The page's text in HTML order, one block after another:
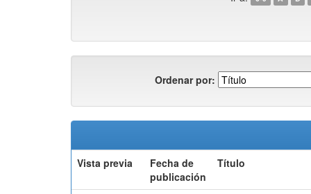
Ordenar por:
Vista previa
Fecha de
publicación
Título